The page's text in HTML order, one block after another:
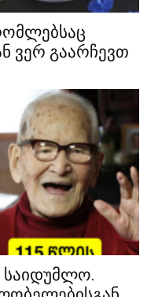
ვერ გაარჩევთ
საიდუმლო.